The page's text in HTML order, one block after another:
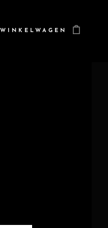
WINKELWAGEN